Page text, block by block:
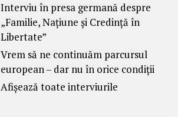
Interviu în presa germană despre
„Familie, Națiune și Credință în
Libertate”
Vrem să ne continuăm parcursul
european – dar nu în orice condiții
Afișează toate interviurile